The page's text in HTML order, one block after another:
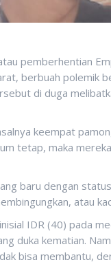
pemberhentian
berbuah polemik
di duga
keempat
tetap, maka
baru dengan
atau
IDR (40) pada
duka kematian.
bisa membantu,